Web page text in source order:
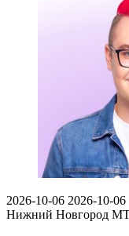
2026-10-06 2026-10-06
Нижний Новгород